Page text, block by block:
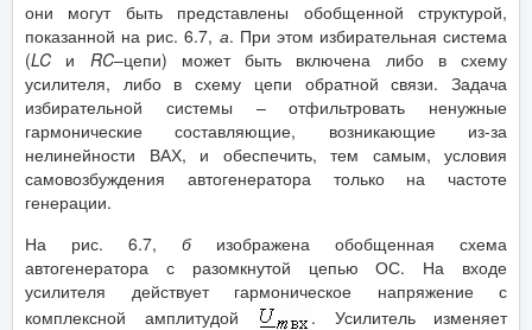
они могут быть представлены обобщенной структурой,
показанной на рис. 6.7, а. При этом избирательная система
(LC и RC–цепи) может быть включена либо в схему
усилителя, либо в схему цепи обратной связи. Задача
избирательной системы – отфильтровать ненужные
гармонические составляющие, возникающие из-за
нелинейности ВАХ, и обеспечить, тем самым, условия
самовозбуждения автогенератора только на частоте
генерации.
На рис. 6.7, бизображена обобщенная схема
автогенератора с разомкнутой цепью ОС. На входе
усилителя действует гармоническое напряжение с
комплексной амплитудой
. Усилитель изменяет